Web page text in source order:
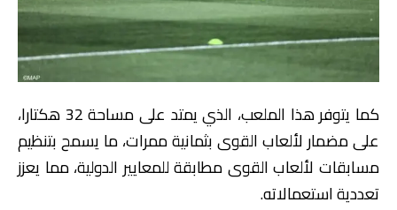
كما يتوفر هذا الملعب، الذي يمتد على مساحة 32 هكتارا،
على مضمار لألعاب القوى بثمانية ممرات، ما يسمح بتنظيم
مسابقات لألعاب القوى مطابقة للمعايير الدولية، مما يعزز
تعددية استعمالاته.